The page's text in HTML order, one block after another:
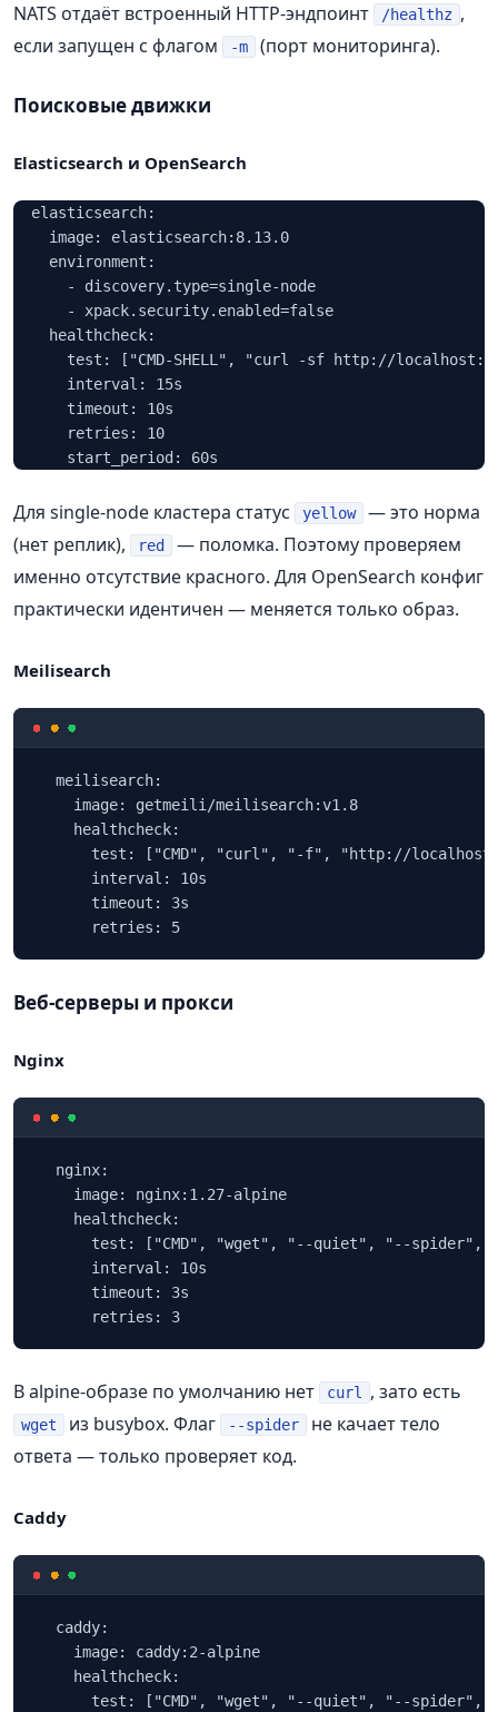
NATS отдаёт встроенный HTTP‑эндпоинт /healthz ,
если запущен с флагом
-m (порт мониторинга).
Поисковые движки
Elasticsearch и OpenSearch
  elasticsearch:
    image: elasticsearch:8.13.0
    environment:
      - discovery.type=single-node
      - xpack.security.enabled=false
    healthcheck:
test: ["CMD-SHELL", "curl -sf http://
      interval: 15s
      timeout: 10s
      retries: 10
      start_period: 60s
Для single‑node кластера статус yellow
— это норма
(нет реплик),
red
— поломка. Поэтому проверяем
именно отсутствие красного. Для OpenSearch конфиг
практически идентичен — меняется только образ.
Meilisearch
  meilisearch:
    image: getmeili/meilisearch:v1.8
    healthcheck:
test: ["CMD", "curl", "-f", "http://
      interval: 10s
      timeout: 3s
      retries: 5
Веб‑серверы и прокси
Nginx
  nginx:
    image: nginx:1.27-alpine
    healthcheck:
test: ["CMD", "wget", "--quiet", "--spider",
      interval: 10s
      timeout: 3s
      retries: 3
В alpine‑образе по умолчанию нет curl , зато есть
wget из busybox. Флаг --spider
не качает тело
ответа — только проверяет код.
Caddy
  caddy:
    image: caddy:2-alpine
    healthcheck:
test: ["CMD", "wget", "--quiet", "--spider",